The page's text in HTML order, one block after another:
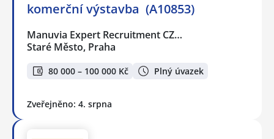
komerční výstavba ️ (A10853)
Manuvia Expert Recruitment CZ…
Staré Město, Praha
80 000 – 100 000 Kč Plný úvazek
Zveřejněno: 4. srpna